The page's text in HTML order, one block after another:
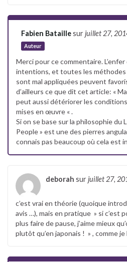
Fabien Bataillesur juillet 27,
Auteur
Merci pour ce commentaire.
intentions, et toutes les méthodes
sont mal appliquées peuvent
d’ailleurs ce que dit cet article: «
peut aussi détériorer les
mises en œuvre « .
Si on se base sur la philosophie du
People » est une des pierres
connais pas beaucoup où cela est
deborah sur juillet 27,
c’est vrai en théorie (quoique
avis …), mais en pratique » si c’est
plus faire de pause, j’aime mieux
plutôt qu’en japonais ! » , comme je